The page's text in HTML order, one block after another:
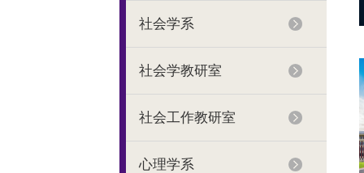
社会学系
社会学教研室
社会工作教研室
心理学系